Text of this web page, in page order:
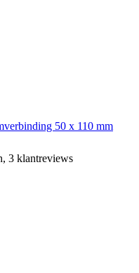
50 x 110 mm
3 klantreviews